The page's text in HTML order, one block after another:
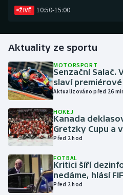
Gymnastika
Házená
Jezdectví
Judo
Krasobruslení
Lezení
ŽIVĚ 10:50-15:00
Aktuality ze sportu
MOTORSPORT
Senzační Salač.
slaví
Aktualizováno před 26
HOKEJ
Kanada
Gretzky Cupu a
Před 2 hod
FOTBAL
Kritici šíří
nedáme, hlásí
Před 2 hod